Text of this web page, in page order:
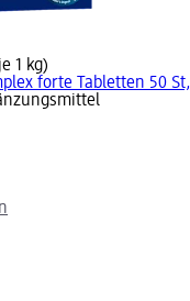
1 kg)
forte Tabletten 50 St,